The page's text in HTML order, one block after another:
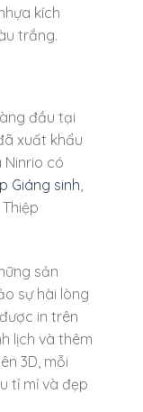
kích
trắng.
đầu tại
xuất khẩu
Ninrio có
Giáng sinh,
sản
sự hài lòng
in trên
lịch và thêm
3D, mỗi
tỉ mỉ và đẹp